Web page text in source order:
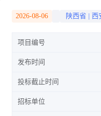
2026-08-06 陕西省 西
项目编号
发布时间
投标截止时间
招标单位